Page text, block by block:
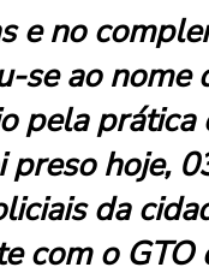
e no
se ao nome
pela prática
hoje,
da
com o GTO